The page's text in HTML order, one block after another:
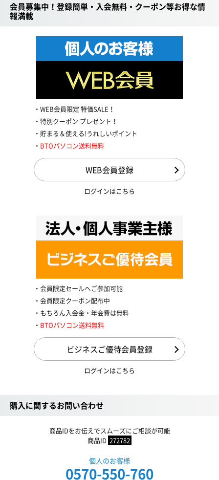
会員募集中！登録簡単・入会無料・クーポン等お得な情
報満載
WEB会員限定 特価SALE！
特別クーポン プレゼント！
貯まる＆使える!うれしいポイント
BTOパソコン送料無料
WEB会員登録
ログインはこちら
会員限定セールへご参加可能
会員限定クーポン配布中
もちろん入会金・年会費は無料
BTOパソコン送料無料
ビジネスご優待会員登録
ログインはこちら
購入に関するお問い合わせ
商品IDをお伝えでスムーズにご相談が可能
商品ID 272782
個人のお客様
0570-550-760